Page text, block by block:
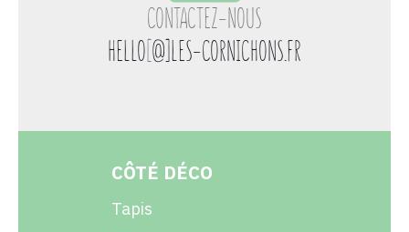
CONTACTEZ-NOUS
HELLO[@]LES-CORNICHONS.FR
CÔTÉ DÉCO
Tapis